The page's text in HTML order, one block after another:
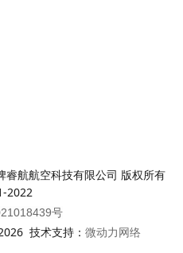
睿航航空科技有限公司 版权所有
2022
号
技术支持： 微动力网络